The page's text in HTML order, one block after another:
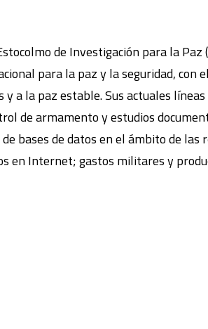
de Investigación para la
para la paz y la seguridad,
a la paz estable. Sus actuales
de armamento y estudios
bases de datos en el ámbito de
en Internet; gastos militares y